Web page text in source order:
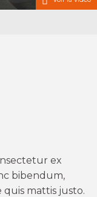
ex
bibendum,
mattis justo.